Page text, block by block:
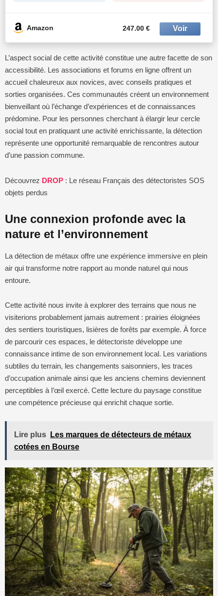
Amazon 247.00 €
L’aspect social de cette activité constitue une autre facette de son
accessibilité. Les associations et forums en ligne offrent un
accueil chaleureux aux novices, avec conseils pratiques et
sorties organisées. Ces communautés créent un environnement
bienveillant où l’échange d’expériences et de connaissances
prédomine. Pour les personnes cherchant à élargir leur cercle
social tout en pratiquant une activité enrichissante, la détection
représente une opportunité remarquable de rencontres autour
d’une passion commune.
Découvrez DROP : Le réseau Français des détectoristes SOS
objets perdus
Une connexion profonde avec la
nature et l’environnement
La détection de métaux offre une expérience immersive en plein
air qui transforme notre rapport au monde naturel qui nous
entoure.
Cette activité nous invite à explorer des terrains que nous ne
visiterions probablement jamais autrement : prairies éloignées
des sentiers touristiques, lisières de forêts par exemple. À force
de parcourir ces espaces, le détectoriste développe une
connaissance intime de son environnement local. Les variations
subtiles du terrain, les changements saisonniers, les traces
d’occupation animale ainsi que les anciens chemins deviennent
perceptibles à l’œil exercé. Cette lecture du paysage constitue
une compétence précieuse qui enrichit chaque sortie.
Lire plus
Les marques de détecteurs de métaux
cotées en Bourse